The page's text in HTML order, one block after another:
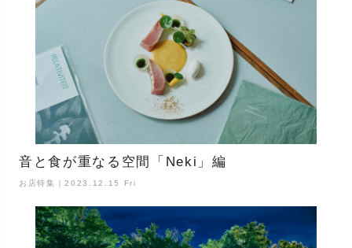
音と食が重なる空間「Neki」編
お店特集｜2023.12.15 Fri